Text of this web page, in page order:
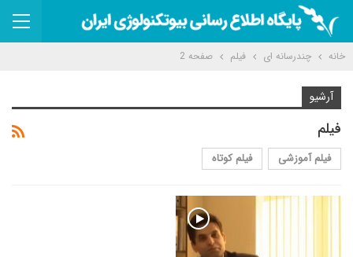
خانه چندرسانه ای فیلم صفحه 2
آرشیو
فیلم
فیلم آموزشی فیلم کوتاه